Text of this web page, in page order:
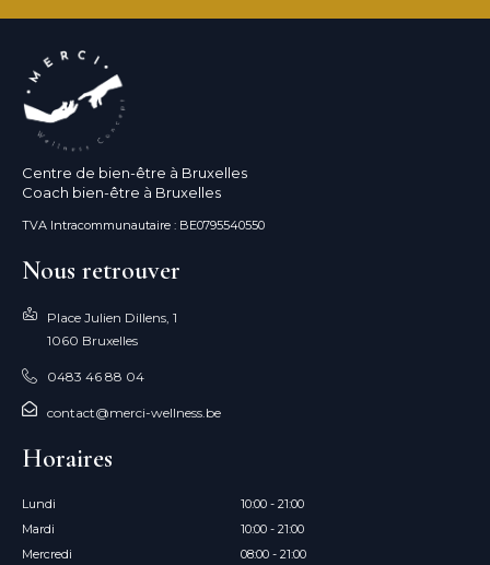
Centre de bien-être à Bruxelles
Coach bien-être à Bruxelles
TVA Intracommunautaire : BE0795540550
Nous retrouver
Place Julien Dillens, 1
1060 Bruxelles
0483 46 88 04
contact@merci-wellness.be
Horaires
Lundi
10:00 - 21:00
Mardi
10:00 - 21:00
Mercredi
08:00 - 21:00